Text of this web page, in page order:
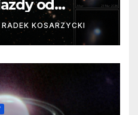
od
Niezwykle
RADEK KOSARZYCKI